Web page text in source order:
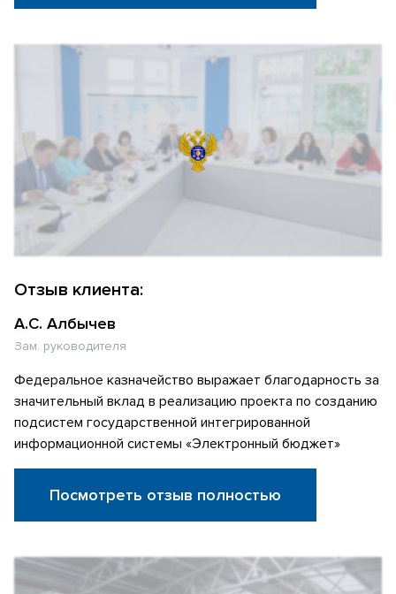
Отзыв клиента:
А.С. Албычев
Зам. руководителя
Федеральное казначейство выражает благодарность за
значительный вклад в реализацию проекта по созданию
подсистем государственной интегрированной
информационной системы «Электронный бюджет»
Посмотреть отзыв полностью